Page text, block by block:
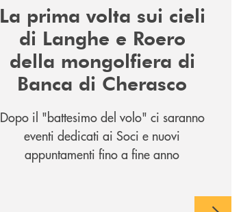
La prima volta sui cieli
di Langhe e Roero
della mongolfiera di
Banca di Cherasco
Dopo il "battesimo del volo" ci saranno
eventi dedicati ai Soci e nuovi
appuntamenti fino a fine anno